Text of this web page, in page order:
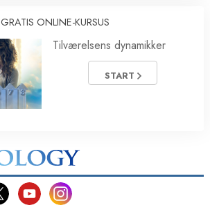
GRATIS ONLINE-KURSUS
Tilværelsens dynamikker
START